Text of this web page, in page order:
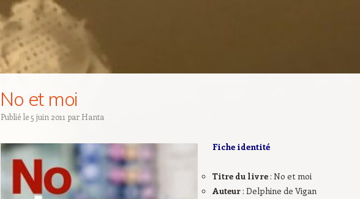
No et moi
Publié le5 juin 2011 par Hanta
Fiche identité
Titre du livre: No et moi
Auteur: Delphine de Vigan